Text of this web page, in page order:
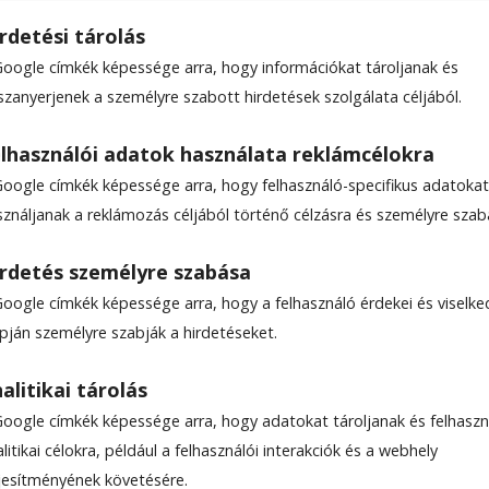
tárolás
címkék képessége arra, hogy információkat tároljanak és
a személyre szabott hirdetések szolgálata céljából.
adatok használata reklámcélokra
címkék képessége arra, hogy felhasználó-specifikus adatokat
a reklámozás céljából történő célzásra és személyre
személyre szabása
címkék képessége arra, hogy a felhasználó érdekei és
személyre szabják a hirdetéseket.
tárolás
címkék képessége arra, hogy adatokat tároljanak és
célokra, például a felhasználói interakciók és a webhely
követésére.
jövőbe
a polgármesteri hivatal munkatársai, a
táncegyüttesek ropták, a piactéren szólt a
Ez nem holmi április elsejei tréfa, hanem
szervezett csíkszentdomokosi Folkmaraton
Háza Alapítvány és partnerei szervezte